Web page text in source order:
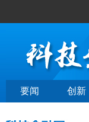
要闻 创新